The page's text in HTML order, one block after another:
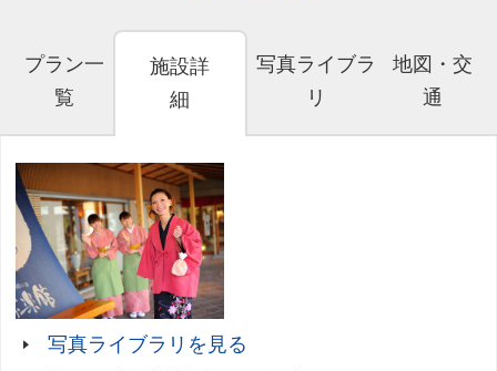
プラン一
覧
施設詳
細
写真ライブラ
リ
地図・交
通
写真ライブラリを見る